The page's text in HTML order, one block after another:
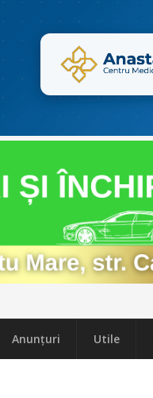
Anunțuri Utile